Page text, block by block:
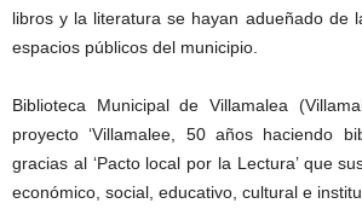
libros y la literatura se hayan adueñado de
espacios públicos del municipio.
Biblioteca Municipal de Villamalea
proyecto ‘Villamalee, 50 años haciendo
gracias al ‘Pacto local por la Lectura’ que
económico, social, educativo, cultural e